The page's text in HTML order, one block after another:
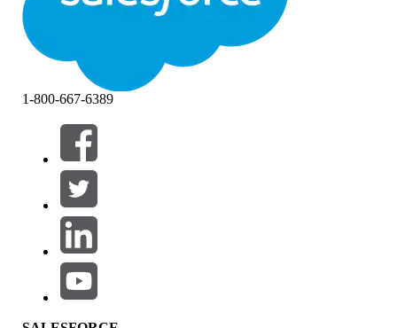
Фильтры (0)
ВЫБРАТЬ ФИЛЬТРЫ
Область продуктов
Влияние на функции
1-800-667-6389